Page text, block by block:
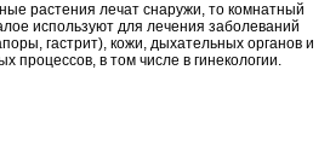
растения лечат снаружи, то комнатный
используют для лечения заболеваний
гастрит), кожи, дыхательных органов и
процессов, в том числе в гинекологии.